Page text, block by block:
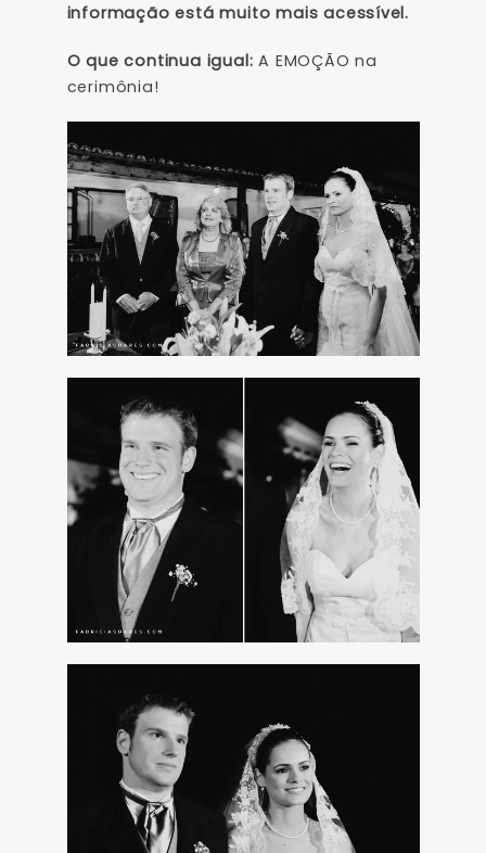
informação está muito mais acessível.
O que continua igual: A EMOÇÃO na
cerimônia!